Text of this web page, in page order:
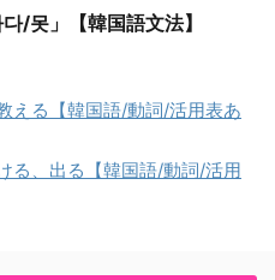
/못」【韓国語文法】
える【韓国語/動詞/活用表あ
る、出る【韓国語/動詞/活用